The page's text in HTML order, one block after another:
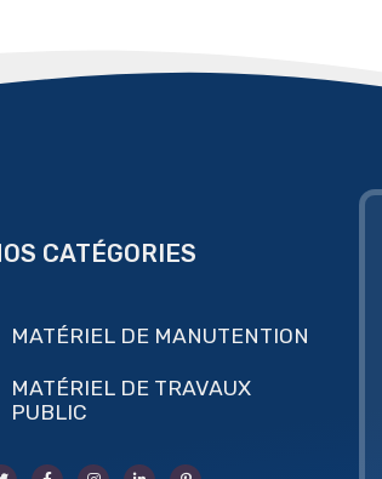
CATÉGORIES
MATÉRIEL DE MANUTENTION
MATÉRIEL DE TRAVAUX
PUBLIC